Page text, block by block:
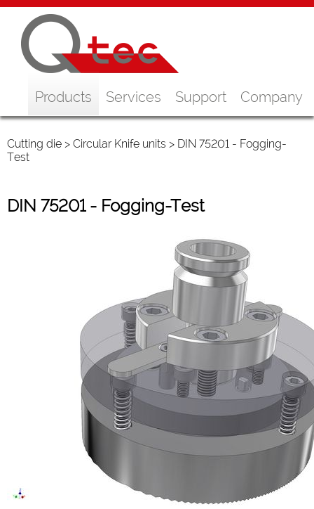
Products Services Support Company
Cutting die > Circular Knife units > DIN 75201 - Fogging-
Test
DIN 75201 - Fogging-Test